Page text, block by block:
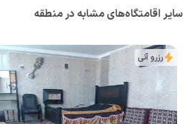
سایر اقامتگاه‌های مشابه در منطقه
رزرو آنی